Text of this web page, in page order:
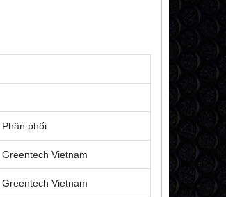
Phân phối
Greentech Vietnam
Greentech Vietnam